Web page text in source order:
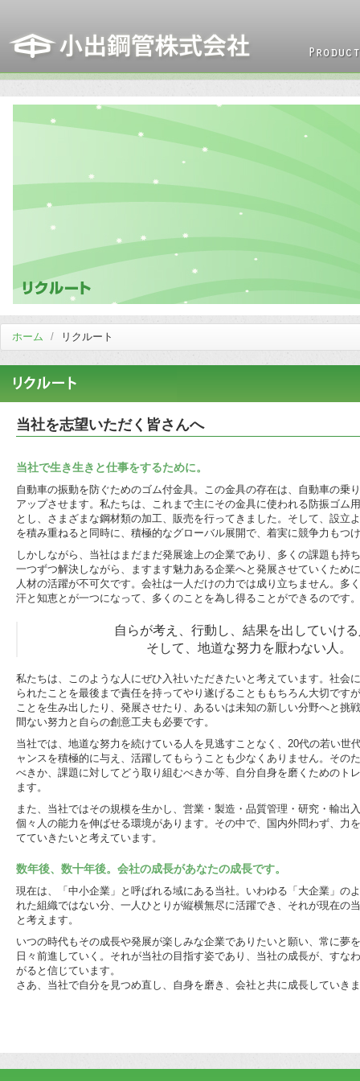
ホーム / リクルート
当社を志望いただく皆さんへ
当社で生き生きと仕事をするために。
自動車の振動を防ぐためのゴム付金具。この金具の存在は、自動車の乗
アップさせます。私たちは、これまで主にその金具に使われる防振ゴム
とし、さまざまな鋼材類の加工、販売を行ってきました。そして、設立
を積み重ねると同時に、積極的なグローバル展開で、着実に競争力もつ
しかしながら、当社はまだまだ発展途上の企業であり、多くの課題も持
一つずつ解決しながら、ますます魅力ある企業へと発展させていくため
人材の活躍が不可欠です。会社は一人だけの力では成り立ちません。多
汗と知恵とが一つになって、多くのことを為し得ることができるのです。
自らが考え、行動し、結果を出していけ
そして、地道な努力を厭わない人。
私たちは、このような人にぜひ入社いただきたいと考えています。社会
られたことを最後まで責任を持ってやり遂げることももちろん大切です
ことを生み出したり、発展させたり、あるいは未知の新しい分野へと挑
間ない努力と自らの創意工夫も必要です。
当社では、地道な努力を続けている人を見逃すことなく、20代の若い世
ャンスを積極的に与え、活躍してもらうことも少なくありません。その
べきか、課題に対してどう取り組むべきか等、自分自身を磨くためのト
ます。
また、当社ではその規模を生かし、営業・製造・品質管理・研究・輸出
個々人の能力を伸ばせる環境があります。その中で、国内外問わず、力
てていきたいと考えています。
数年後、数十年後。会社の成長があなたの成長です。
現在は、「中小企業」と呼ばれる域にある当社。いわゆる「大企業」の
れた組織ではない分、一人ひとりが縦横無尽に活躍でき、それが現在の
と考えます。
いつの時代もその成長や発展が楽しみな企業でありたいと願い、常に夢
日々前進していく。それが当社の目指す姿であり、当社の成長が、すな
がると信じています。
さあ、当社で自分を見つめ直し、自身を磨き、会社と共に成長していき